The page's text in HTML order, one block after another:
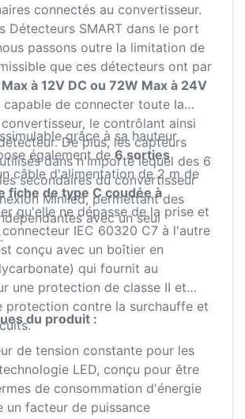
connectés au convertisseur.
Détecteurs SMART dans le port
passons outre la limitation de
que ces détecteurs ont par
à 12V DC ou 72W Max à 24V
capable de connecter toute la
le contrôlant ainsi
De plus, les capteurs
dans n'importe lequel des 6
secondaires du convertisseur
Miniled, permettant des
avec un seul
grâce à sa hauteur
également de6 sorties
câble d'alimentation de 2 m de
fiche de type C coudée à
qu'elle ne dépasse de la prise et
IEC 60320 C7 à l'autre
conçu avec un boîtier en
qui fournit au
une protection de classe II et
protection contre la surchauffe et
du produit :
de tension constante pour les
LED, conçu pour être
de consommation d'énergie
un facteur de puissance